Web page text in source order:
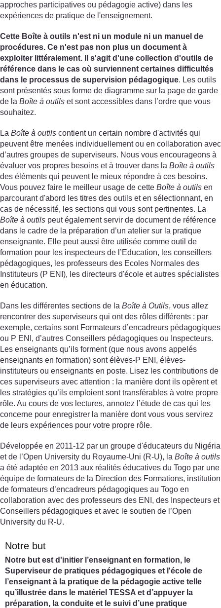
approches participatives ou pédagogie active) dans les
expériences de pratique de l'enseignement.
Cette Boîte à outils n'est ni un module ni un manuel de
procédures. Ce n'est pas non plus un document à
exploiter littéralement. Il s'agit d'une collection d'outils de
référence dans le cas où surviennent certaines difficultés
dans le processus de supervision pédagogique. Les outils
sont présentés sous forme de diagramme sur la page de garde
de la Boîte à outils et sont accessibles dans l’ordre que vous
souhaitez.
La Boîte à outils contient un certain nombre d'activités qui
peuvent être menées individuellement ou en collaboration avec
d’autres groupes de superviseurs. Nous vous encourageons à
évaluer vos propres besoins et à trouver dans la Boîte à outils
des éléments qui peuvent le mieux répondre à ces besoins.
Vous pouvez faire le meilleur usage de cette Boîte à outils en
parcourant d'abord les titres des outils et en sélectionnant, en
cas de nécessité, les sections qui vous sont pertinentes. La
Boîte à outils peut également servir de document de référence
dans le cadre de la préparation d’un atelier sur la pratique
enseignante. Elle peut aussi être utilisée comme outil de
formation pour les inspecteurs de l’Education, les conseillers
pédagogiques, les professeurs des Ecoles Normales des
Instituteurs (P ENI), les directeurs d'école et autres spécialistes
en éducation.
Dans les différentes sections de la Boîte à Outils, vous allez
rencontrer des superviseurs qui ont des rôles différents : par
exemple, certains sont Formateurs d’encadreurs pédagogiques
ou P ENI, d’autres Conseillers pédagogiques ou Inspecteurs.
Les enseignants qu’ils forment (que nous avons appelés
enseignants en formation) sont élèves-P ENI, élèves-
instituteurs ou enseignants en poste. Lisez les contributions de
ces superviseurs avec attention : la manière dont ils opèrent et
les stratégies qu’ils emploient sont transférables à votre propre
rôle. Au cours de vos lectures, annotez l’étude de cas qui les
concerne pour enregistrer la manière dont vous vous servirez
de leurs expériences pour votre propre rôle.
Développée en 2011-12 par un groupe d'éducateurs du Nigéria
et de l’Open University du Royaume-Uni (R-U), la Boîte à outils
a été adaptée en 2013 aux réalités éducatives du Togo par une
équipe de formateurs de la Direction des Formations, institution
de formateurs d’encadreurs pédagogiques au Togo en
collaboration avec des professeurs des ENI, des Inspecteurs et
Conseillers pédagogiques et avec le soutien de l’Open
University du R-U.
Notre but
Notre but est d'initier l’enseignant en formation, le
Superviseur de pratiques pédagogiques et l'école de
l’enseignant à la pratique de la pédagogie active telle
qu’illustrée dans le matériel TESSA et d’appuyer la
préparation, la conduite et le suivi d’une pratique